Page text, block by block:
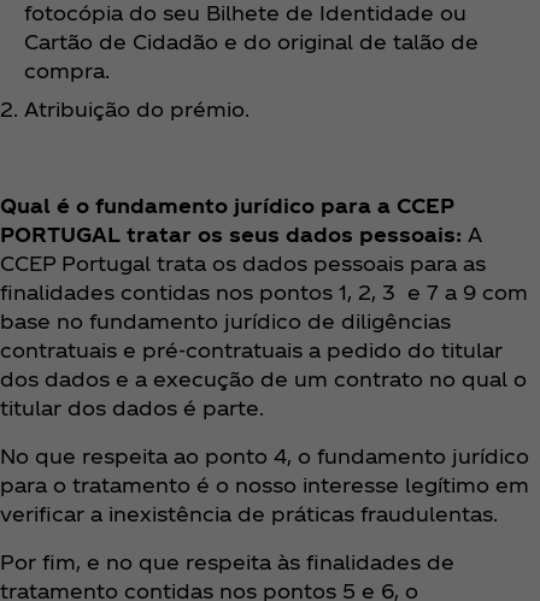
fotocópia do seu Bilhete de Identidade ou
Cartão de Cidadão e do original de talão de
compra.
Atribuição do prémio.
Qual é o fundamento jurídico para a CCEP
PORTUGAL tratar os seus dados pessoais: A
CCEP Portugal trata os dados pessoais para as
finalidades contidas nos pontos 1, 2, 3 e 7 a 9 com
base no fundamento jurídico de diligências
contratuais e pré-contratuais a pedido do titular
dos dados e a execução de um contrato no qual o
titular dos dados é parte.
No que respeita ao ponto 4, o fundamento jurídico
para o tratamento é o nosso interesse legítimo em
verificar a inexistência de práticas fraudulentas.
Por fim, e no que respeita às finalidades de
tratamento contidas nos pontos 5 e 6, o